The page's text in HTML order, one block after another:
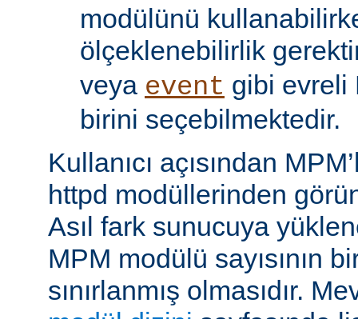
modülünü
ölçeklenebilirlik
veya event gibi evreli
birini seçebilmektedir.
Kullanıcı açısından
httpd modüllerinden
Asıl fark sunucuya
MPM modülü sayısının
sınırlanmış olmasıdır.